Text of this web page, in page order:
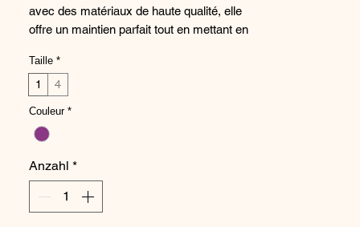
avec des matériaux de haute qualité, elle
offre un maintien parfait tout en mettant en
apporte une touche de sensualité à cette
pièce de lingerie incontournable. Parfaite
indispensable pour toute femme en quête
de lingerie élégante et raffinée.
Composition :
18% Coton
Taille *
1 4
Couleur *
Anzahl *